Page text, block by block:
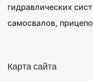
гидравлических
самосвалов,
Карта сайта